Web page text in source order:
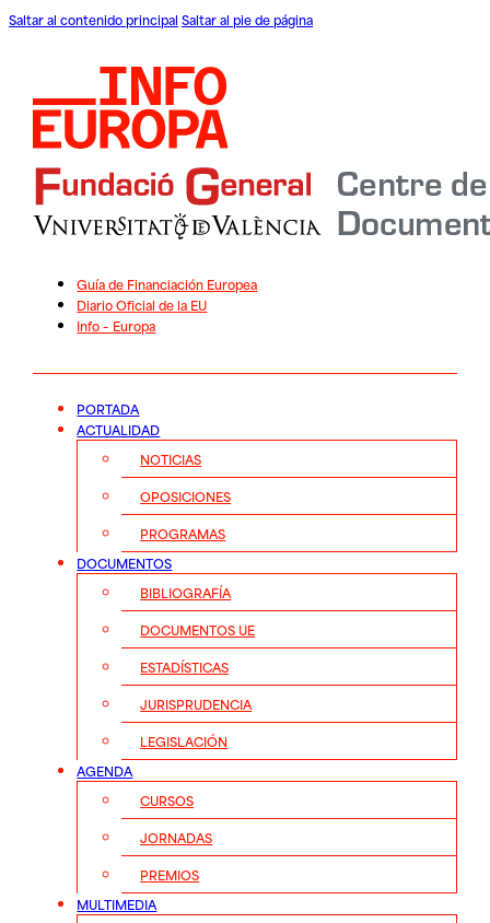
Saltar al contenido principal Saltar al pie de página
Guía de Financiación Europea
Diario Oficial de la EU
Info – Europa
PORTADA
ACTUALIDAD
NOTICIAS
OPOSICIONES
PROGRAMAS
DOCUMENTOS
BIBLIOGRAFÍA
DOCUMENTOS UE
ESTADÍSTICAS
JURISPRUDENCIA
LEGISLACIÓN
AGENDA
CURSOS
JORNADAS
PREMIOS
MULTIMEDIA